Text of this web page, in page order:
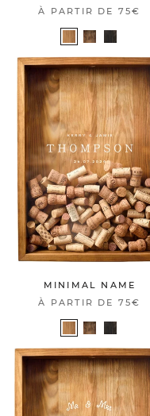
À PARTIR DE 75€
MINIMAL NAME
À PARTIR DE 75€